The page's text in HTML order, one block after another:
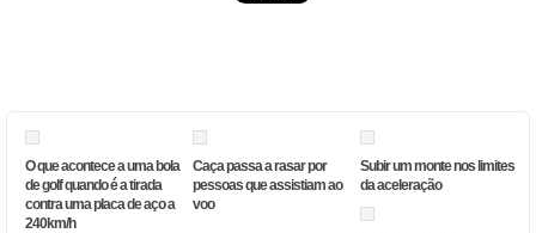
O que acontece a uma bola
de golf quando é a tirada
contra uma placa de aço a
240km/h
Caça passa a rasar por
pessoas que assistiam ao
voo
Subir um monte nos limites
da aceleração